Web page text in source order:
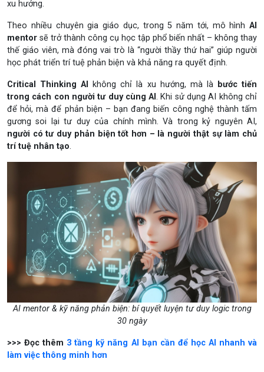
xu hướng.
Theo nhiều chuyên gia giáo dục, trong 5 năm tới, mô hình AI
mentor sẽ trở thành công cụ học tập phổ biến nhất – không thay
thế giáo viên, mà đóng vai trò là “người thầy thứ hai” giúp người
học phát triển trí tuệ phản biện và khả năng ra quyết định.
Critical Thinking AI không chỉ là xu hướng, mà là bước tiến
trong cách con người tư duy cùng AI. Khi sử dụng AI không chỉ
để hỏi, mà để phản biện – bạn đang biến công nghệ thành tấm
gương soi lại tư duy của chính mình. Và trong kỷ nguyên AI,
người có tư duy phản biện tốt hơn – là người thật sự làm chủ
trí tuệ nhân tạo.
AI mentor & kỹ năng phản biện: bí quyết luyện tư duy logic trong
30 ngày
>>> Đọc thêm 3 tầng kỹ năng AI bạn cần để học AI nhanh và
làm việc thông minh hơn